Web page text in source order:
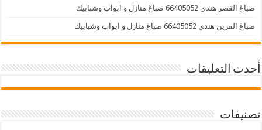
صباغ القصر هندي 66405052 صباغ منازل و ابواب وشبابيك
صباغ القرين هندي 66405052 صباغ منازل و ابواب وشبابيك
أحدث التعليقات
تصنيفات